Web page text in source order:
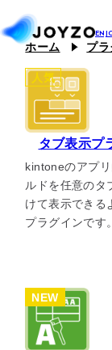
システム39
エコシス
カスタム
ジョイと
ジョイゾー
連携プラ
スキル39
J Camp
Joboco
支援事例
ホーム プ
人気
タブ表示プ
kintoneのアプ
ルドを任意のタ
けて表示できる
プラグインです。
NEW